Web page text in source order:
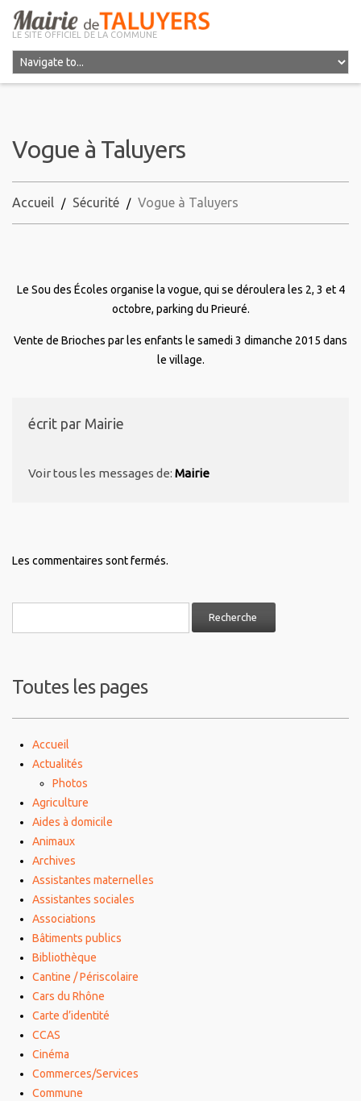
LE SITE OFFICIEL DE LA COMMUNE
Vogue à Taluyers
Accueil Sécurité Vogue à Taluyers
Le Sou des Écoles organise la vogue, qui se déroulera les 2, 3 et 4
octobre, parking du Prieuré.
Vente de Brioches par les enfants le samedi 3 dimanche 2015 dans
le village.
écrit par Mairie
Voir tous les messages de: Mairie
Les commentaires sont fermés.
Toutes les pages
Accueil
Actualités
Photos
Agriculture
Aides à domicile
Animaux
Archives
Assistantes maternelles
Assistantes sociales
Associations
Bâtiments publics
Bibliothèque
Cantine / Périscolaire
Cars du Rhône
Carte d’identité
CCAS
Cinéma
Commerces/Services
Commune